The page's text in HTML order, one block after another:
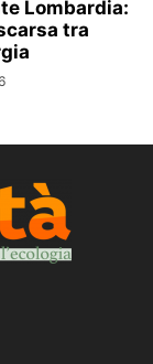
Lombardia:
tra